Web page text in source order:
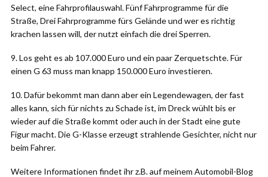
Select, eine Fahrprofilauswahl. Fünf Fahrprogramme für die
Straße, Drei Fahrprogramme fürs Gelände und wer es richtig
krachen lassen will, der nutzt einfach die drei Sperren.
9. Los geht es ab 107.000 Euro und ein paar Zerquetschte. Für
einen G 63 muss man knapp 150.000 Euro investieren.
10. Dafür bekommt man dann aber ein Legendewagen, der fast
alles kann, sich für nichts zu Schade ist, im Dreck wühlt bis er
wieder auf die Straße kommt oder auch in der Stadt eine gute
Figur macht. Die G-Klasse erzeugt strahlende Gesichter, nicht nur
beim Fahrer.
Weitere Informationen findet ihr z.B. auf meinem Automobil-Blog